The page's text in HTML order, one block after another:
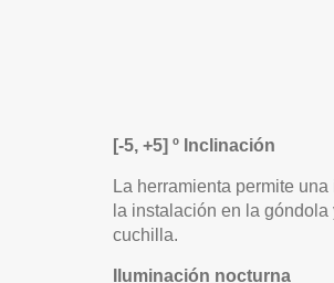
[-5, +5] º Inclinación
La herramienta permite
la instalación en la
cuchilla.
Iluminación nocturna